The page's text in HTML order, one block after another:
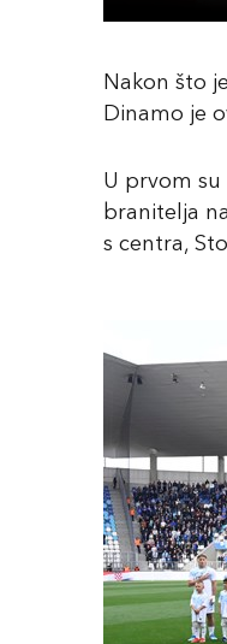
Nakon što
Dinamo je
U prvom
branitelja
s centra,